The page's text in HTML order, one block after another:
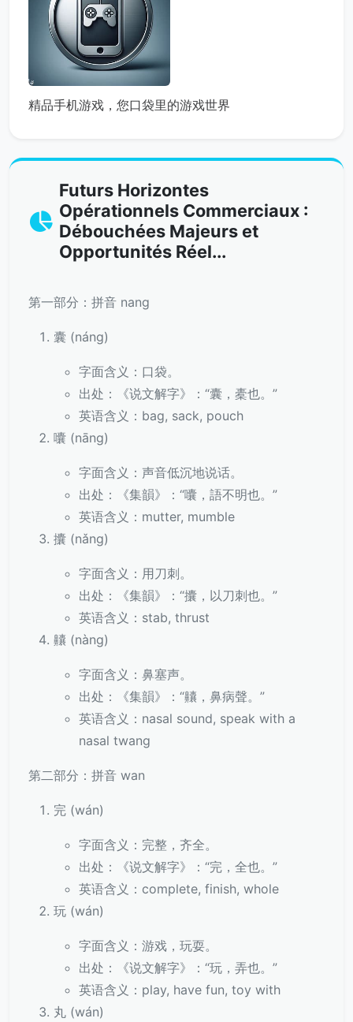
精品手机游戏，您口袋里的游戏世界
Futurs Horizontes
Opérationnels Commerciaux :
Débouchées Majeurs et
Opportunités Réel...
第一部分：拼音 nang
囊 (náng)
字面含义：口袋。
出处：《说文解字》：“囊，橐也。”
英语含义：bag, sack, pouch
囔 (nāng)
字面含义：声音低沉地说话。
出处：《集韻》：“囔，語不明也。”
英语含义：mutter, mumble
攮 (nǎng)
字面含义：用刀刺。
出处：《集韻》：“攮，以刀刺也。”
英语含义：stab, thrust
齉 (nàng)
字面含义：鼻塞声。
出处：《集韻》：“齉，鼻病聲。”
英语含义：nasal sound, speak with a
nasal twang
第二部分：拼音 wan
完 (wán)
字面含义：完整，齐全。
出处：《说文解字》：“完，全也。”
英语含义：complete, finish, whole
玩 (wán)
字面含义：游戏，玩耍。
出处：《说文解字》：“玩，弄也。”
英语含义：play, have fun, toy with
丸 (wán)